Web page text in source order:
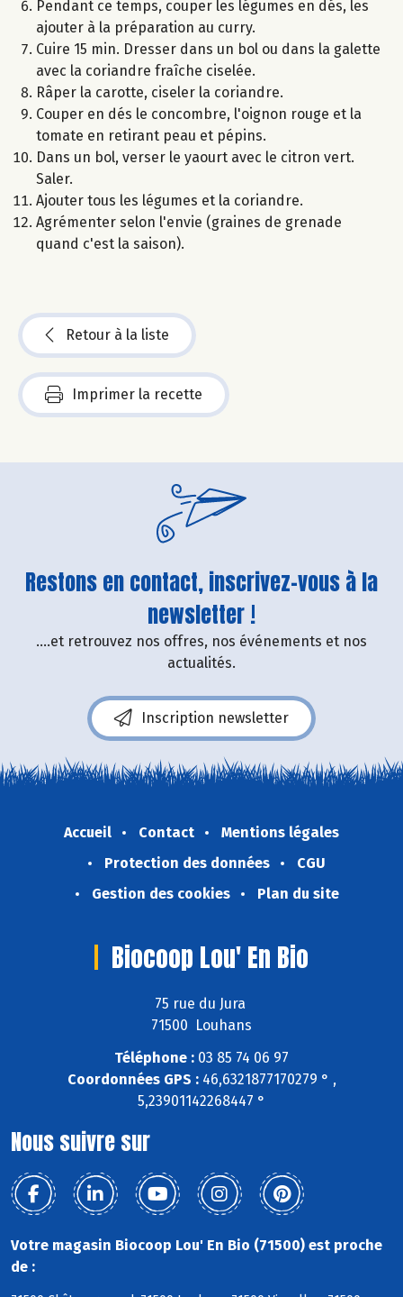
Pendant ce temps, couper les légumes en dés, les
ajouter à la préparation au curry.
Cuire 15 min. Dresser dans un bol ou dans la galette
avec la coriandre fraîche ciselée.
Râper la carotte, ciseler la coriandre.
Couper en dés le concombre, l'oignon rouge et la
tomate en retirant peau et pépins.
Dans un bol, verser le yaourt avec le citron vert.
Saler.
Ajouter tous les légumes et la coriandre.
Agrémenter selon l'envie (graines de grenade
quand c'est la saison).
Retour à la liste
Imprimer la recette
Restons en contact, inscrivez-vous à la
newsletter !
....et retrouvez nos offres, nos événements et nos
actualités.
Inscription newsletter
Accueil Contact
Mentions légales
Protection des données
CGU
Gestion des cookies
Plan du site
Biocoop Lou' En Bio
75 rue du Jura
71500 Louhans
Téléphone : 03 85 74 06 97
Coordonnées GPS :46,6321877170279 ° ,
5,23901142268447 °
Nous suivre sur
Votre magasin Biocoop Lou' En Bio (71500) est proche
de :